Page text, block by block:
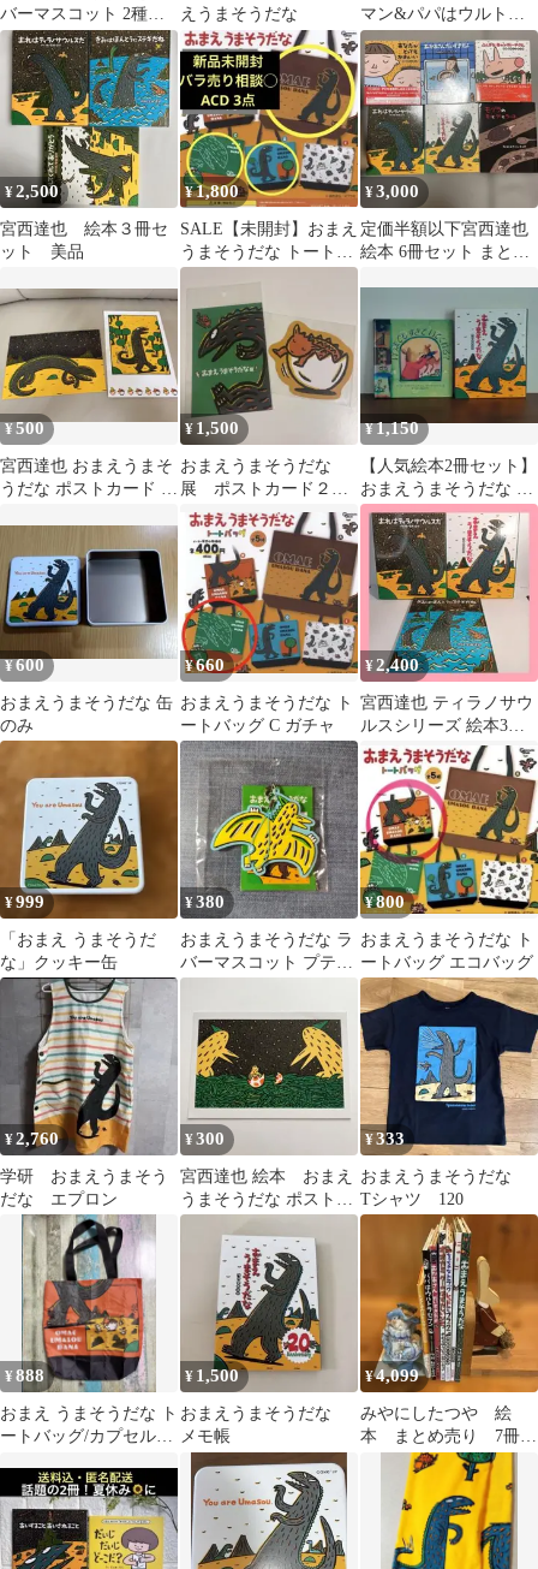
バーマスコット 2種セ
ット
えうまそうだな
マン&パパはウルトラ
セブン&おまえうまそ
うだな セット
¥2,500
宮西達也 絵本３冊セ
ット 美品
¥1,800
SALE【未開封】おまえ
うまそうだな トートバ
ッグ A C D ガチャガチ
¥3,000
定価半額以下宮西達也
絵本 6冊セット まとめ
¥500
宮西達也 おまえうまそ
うだな ポストカード 2
¥ 1,500
おまえうまそうだな
展 ポストカード２枚
セット
¥1,150
【人気絵本2冊セット】
おまえうまそうだな い
つまでもすきでいてく
れる？
¥600
おまえうまそうだな 缶
のみ
¥660
おまえうまそうだな ト
ートバッグ C ガチャ
¥2,400
宮西達也 ティラノサウ
ルスシリーズ 絵本3冊
セット おまえうまそう
だな
¥999
「おまえ うまそうだ
な」クッキー缶
¥380
おまえうまそうだな ラ
バーマスコット プテラ
ノドン
¥800
おまえうまそうだな ト
ートバッグ エコバッグ
¥2,760
学研 おまえうまそう
だな エプロン
¥300
宮西達也 絵本 おまえ
うまそうだな ポストカ
ード
¥333
おまえうまそうだな
Tシャツ 120
¥888
おまえ うまそうだな ト
ートバッグ/カプセルト
クター
¥ 1,500
おまえうまそうだな
メモ帳
¥4,099
みやにしたつや 絵
本 まとめ売り 7冊セ
ット おまえうまそうだ
な 宮西達也